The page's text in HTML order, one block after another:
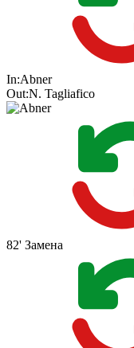
In:Abner
Out:N. Tagliafico
82' Замена